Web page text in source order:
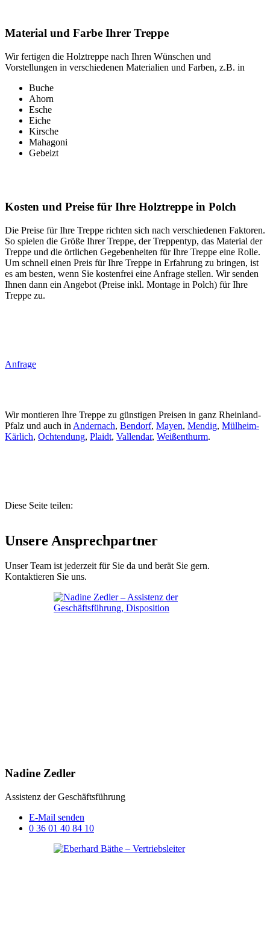
Material und Farbe Ihrer Treppe
Wir fertigen die Holztreppe nach Ihren Wünschen und
Vorstellungen in verschiedenen Materialien und Farben, z.B. in
Buche
Ahorn
Esche
Eiche
Kirsche
Mahagoni
Gebeizt
Kosten und Preise für Ihre Holztreppe in Polch
Die Preise für Ihre Treppe richten sich nach verschiedenen Faktoren.
So spielen die Größe Ihrer Treppe, der Treppentyp, das Material der
Treppe und die örtlichen Gegebenheiten für Ihre Treppe eine Rolle.
Um schnell einen Preis für Ihre Treppe in Erfahrung zu bringen, ist
es am besten, wenn Sie kostenfrei eine Anfrage stellen. Wir senden
Ihnen dann ein Angebot (Preise inkl. Montage in Polch) für Ihre
Treppe zu.
Anfrage
Wir montieren Ihre Treppe zu günstigen Preisen in ganz Rheinland-
Pfalz und auch in Andernach, Bendorf, Mayen, Mendig, Mülheim-
Kärlich, Ochtendung, Plaidt, Vallendar, Weißenthurm.
Diese Seite teilen:
Unsere Ansprechpartner
Unser Team ist jederzeit für Sie da und berät Sie gern.
Kontaktieren Sie uns.
Nadine Zedler
Assistenz der Geschäftsführung
E-Mail senden
0 36 01 40 84 10